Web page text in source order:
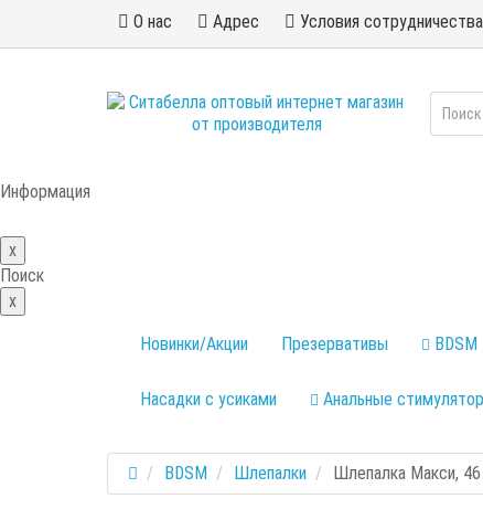
О нас Адрес Условия
Информация
x
Поиск
x
Новинки/Акции Презервативы BDSM
Насадки с усиками Анальные
BDSM Шлепалки Шлепалка Макси,